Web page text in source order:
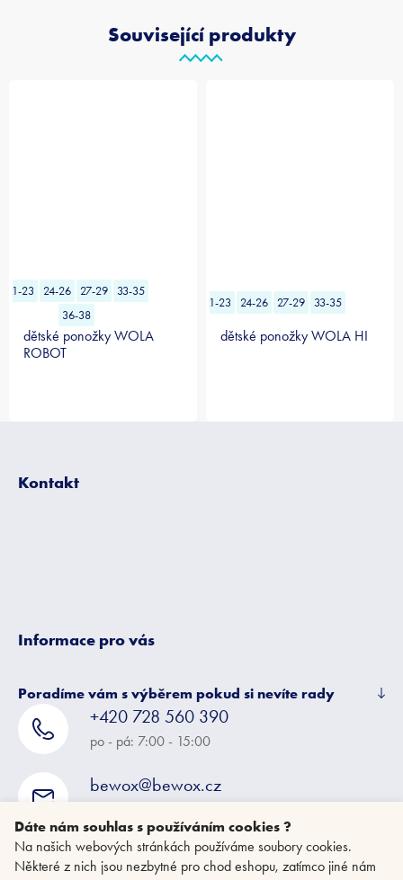
Dáte nám souhlas s používáním cookies ?
Na našich webových stránkách používáme soubory cookies.
Některé z nich jsou nezbytné pro chod eshopu, zatímco jiné nám
Související produkty
21-23 24-26 27-29
33-35
36-38
dětské ponožky WOLA
ROBOT
21-23 24-26 27-29 33-35
dětské ponožky WOLA HI
Kontakt
Informace pro vás
Poradíme vám s výběrem pokud si nevíte rady
+420 728 560 390
po - pá: 7:00 - 15:00
bewox@bewox.cz